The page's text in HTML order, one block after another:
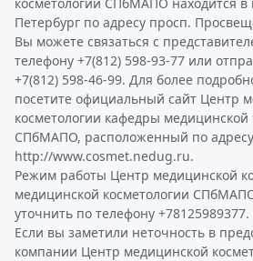
Петербург по адресу просп.
Вы можете связаться с
телефону +7(812) 598-93-77 или
+7(812) 598-46-99. Для более
посетите официальный сайт Центр
косметологии кафедры медицинской
СПбМАПО, расположенный по адресу
http://www.cosmet.nedug.ru.
Режим работы Центр медицинской
медицинской косметологии
уточнить по телефону +78125989377.
Если вы заметили неточность в
компании Центр медицинской